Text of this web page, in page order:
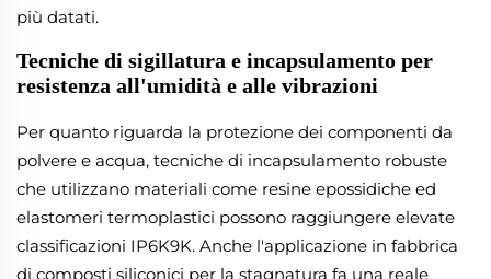
più datati.
Tecniche di sigillatura e incapsulamento per
resistenza all'umidità e alle vibrazioni
Per quanto riguarda la protezione dei componenti da
polvere e acqua, tecniche di incapsulamento robuste
che utilizzano materiali come resine epossidiche ed
elastomeri termoplastici possono raggiungere elevate
classificazioni IP6K9K. Anche l'applicazione in fabbrica
di composti siliconici per la stagnatura fa una reale